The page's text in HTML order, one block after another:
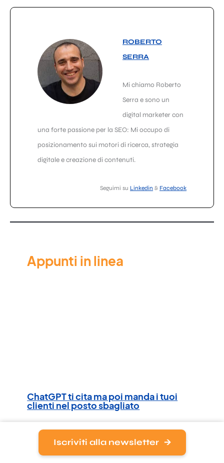
ROBERTO
SERRA
Mi chiamo Roberto
Serra e sono un
digital marketer con
una forte passione per la SEO: Mi occupo di
posizionamento sui motori di ricerca, strategia
digitale e creazione di contenuti.
Seguimi su Linkedin & Facebook
Appunti in linea
ChatGPT ti cita ma poi manda i tuoi
clienti nel posto sbagliato
Editoriali
I sistemi di intelligenza artificiale non sempre
Iscriviti alla newsletter